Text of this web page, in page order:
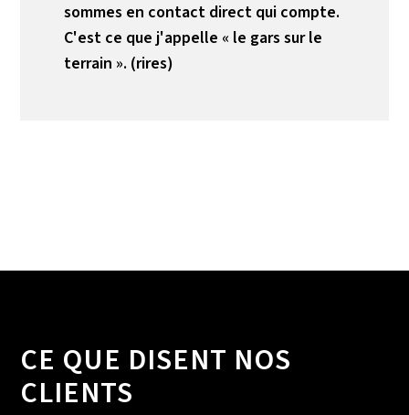
sommes en contact direct qui compte.
C'est ce que j'appelle « le gars sur le
terrain ». (rires)
CE QUE DISENT NOS
CLIENTS